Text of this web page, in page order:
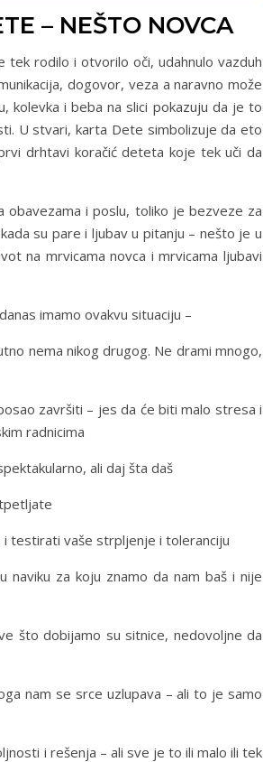
– NEŠTO NOVCA
rodilo i otvorilo oči, udahnulo vazduh
dogovor, veza a naravno može
kolevka i beba na slici pokazuju da je to
U stvari, karta Dete simbolizuje da eto
drhtavi koračić deteta koje tek uči da
i poslu, toliko je bezveze za
su pare i ljubav u pitanju – nešto je u
na mrvicama novca i mrvicama ljubavi
imamo ovakvu situaciju –
nema nikog drugog. Ne drami mnogo,
završiti – jes da će biti malo stresa i
radnicima
ali daj šta daš
i testirati vaše strpljenje i toleranciju
naviku za koju znamo da nam baš i nije
što dobijamo su sitnice, nedovoljne da
nam se srce uzlupava – ali to je samo
i rešenja – ali sve je to ili malo ili tek